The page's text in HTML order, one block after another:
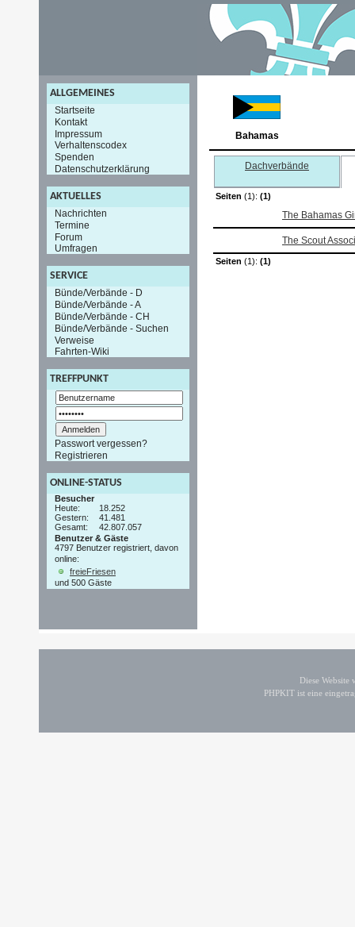
ALLGEMEINES
Startseite
Kontakt
Impressum
Verhaltenscodex
Spenden
Datenschutzerklärung
AKTUELLES
Nachrichten
Termine
Forum
Umfragen
SERVICE
Bünde/Verbände - D
Bünde/Verbände - A
Bünde/Verbände - CH
Bünde/Verbände - Suchen
Verweise
Fahrten-Wiki
TREFFPUNKT
Passwort vergessen?
Registrieren
ONLINE-STATUS
Besucher
Heute:
18.252
Gestern:
41.481
Gesamt:
42.807.057
Benutzer & Gäste
4797 Benutzer registriert, davon
online:
freieFriesen
und 500 Gäste
Bahamas
Dachverbände
Seiten (1): (1)
The Bahamas
The Scout
Seiten (1): (1)
Diese
PHPKIT ist eine